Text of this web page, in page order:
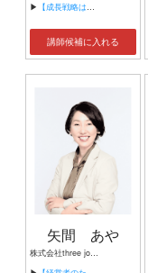
▶ 【成長戦略は台湾に学べ】
講師候補に入れる
矢間 あや
株式会社three jobs 代表取締役 一般社団法人睡眠body協会代表理事 iU情報経営イノベーション専門職大学客員教授 理学療法士、著者